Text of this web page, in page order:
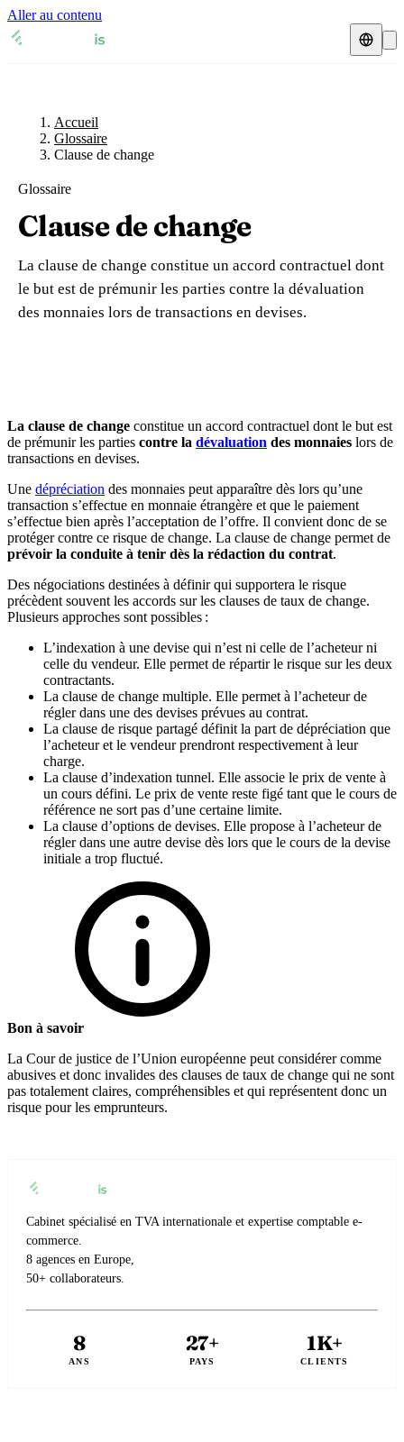
Aller au contenu
🇫🇷 France
🇬🇧 Royaume-Uni
🇧🇪 Belgique
Allemagne
🇮🇹 Italie
🇳🇱 Pays-Bas
Amazon
Fiches TVA
🇫🇷 France
🇬🇧
🇨🇭 Suisse
🇧🇪 Belgique
🇩🇪Allemagne
🇱🇺 Luxembourg
Toutes les fiches pays
Expert-comptable
Expert-comptable e-commerce
Expert-comptable Amazon
Ressources & Blog
Blog
Glossaire
Vérifier un n° TVA
Accueil
Glossaire
Clause de change
Glossaire
Clause de change
La clause de change constitue un accord contractuel dont
le but est de prémunir les parties contre la dévaluation
des monnaies lors de transactions en devises.
La clause de change constitue un accord contractuel dont le but est
de prémunir les parties contre la dévaluation des monnaies lors de
transactions en devises.
Une dépréciation des monnaies peut apparaître dès lors qu’une
transaction s’effectue en monnaie étrangère et que le paiement
s’effectue bien après l’acceptation de l’offre. Il convient donc de se
protéger contre ce risque de change. La clause de change permet de
prévoir la conduite à tenir dès la rédaction du contrat.
Des négociations destinées à définir qui supportera le risque
précèdent souvent les accords sur les clauses de taux de change.
Plusieurs approches sont possibles :
L’indexation à une devise qui n’est ni celle de l’acheteur ni
celle du vendeur. Elle permet de répartir le risque sur les deux
contractants.
La clause de change multiple. Elle permet à l’acheteur de
régler dans une des devises prévues au contrat.
La clause de risque partagé définit la part de dépréciation que
l’acheteur et le vendeur prendront respectivement à leur
charge.
La clause d’indexation tunnel. Elle associe le prix de vente à
un cours défini. Le prix de vente reste figé tant que le cours de
référence ne sort pas d’une certaine limite.
La clause d’options de devises. Elle propose à l’acheteur de
régler dans une autre devise dès lors que le cours de la devise
initiale a trop fluctué.
Bon à savoir
La Cour de justice de l’Union européenne peut considérer comme
abusives et donc invalides des clauses de taux de change qui ne sont
pas totalement claires, compréhensibles et qui représentent donc un
risque pour les emprunteurs.
Cabinet spécialisé en TVA internationale et expertise comptable e-
commerce.
8 agences en Europe,
50+ collaborateurs.
8
ANS
27+
PAYS
1K+
CLIENTS